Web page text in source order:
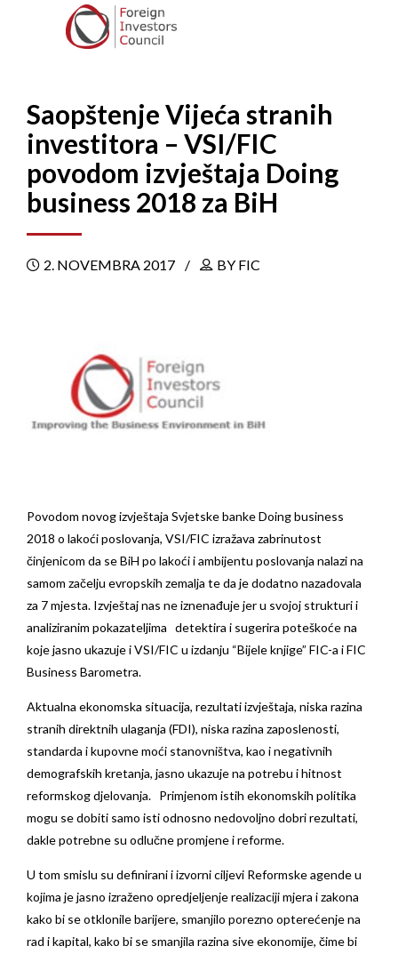
Saopštenje Vijeća stranih
investitora – VSI/FIC
povodom izvještaja Doing
business 2018 za BiH
2. NOVEMBRA 2017 BY FIC
Povodom novog izvještaja Svjetske banke Doing business
2018 o lakoći poslovanja, VSI/FIC izražava zabrinutost
činjenicom da se BiH po lakoći i ambijentu poslovanja nalazi na
samom začelju evropskih zemalja te da je dodatno nazadovala
za 7 mjesta. Izvještaj nas ne iznenađuje jer u svojoj strukturi i
analiziranim pokazateljima detektira i sugerira poteškoće na
koje jasno ukazuje i VSI/FIC u izdanju “Bijele knjige” FIC-a i FIC
Business Barometra.
Aktualna ekonomska situacija, rezultati izvještaja, niska razina
stranih direktnih ulaganja (FDI), niska razina zaposlenosti,
standarda i kupovne moći stanovništva, kao i negativnih
demografskih kretanja, jasno ukazuje na potrebu i hitnost
reformskog djelovanja. Primjenom istih ekonomskih politika
mogu se dobiti samo isti odnosno nedovoljno dobri rezultati,
dakle potrebne su odlučne promjene i reforme.
U tom smislu su definirani i izvorni ciljevi Reformske agende u
kojima je jasno izraženo opredjeljenje realizaciji mjera i zakona
kako bi se otklonile barijere, smanjilo porezno opterećenje na
rad i kapital, kako bi se smanjila razina sive ekonomije, čime bi